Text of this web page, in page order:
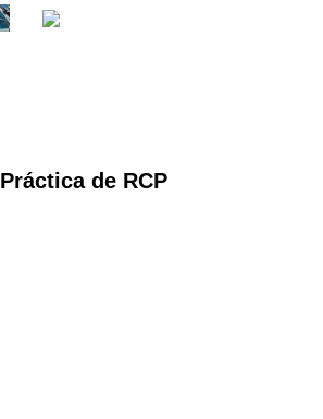
Práctica de RCP